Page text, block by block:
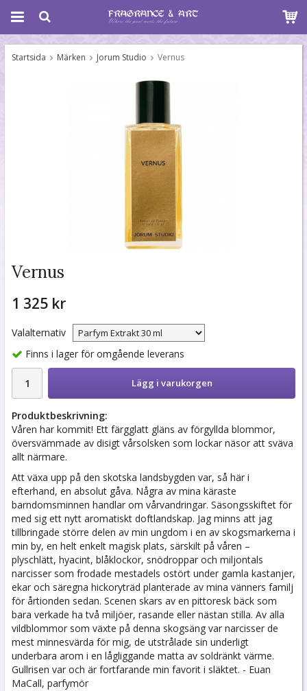
Startsida Märken Jorum Studio Vernus
Vernus
1 325 kr
Valalternativ
Finns i lager för omgående leverans
Lägg i varukorgen
Produktbeskrivning:
Våren har kommit! Ett färgglatt gläns av förgyllda blommor,
översvämmade av disigt vårsolsken som lockar näsor att sväva
allt närmare.
Att växa upp på den skotska landsbygden var, så här i
efterhand, en absolut gåva. Några av mina käraste
barndomsminnen handlar om vårvandringar. Säsongsskiftet för
med sig ett nytt aromatiskt doftlandskap. Jag minns att jag
tillbringade större delen av min ungdom i en av skogsmarkerna i
min by, en helt enkelt magisk plats, särskilt på våren –
plyschlätt, hyacint, blåklockor, snödroppar och miljontals
narcisser som frodade mestadels ostört under gamla kastanjer,
ekar och säregna hickoryträd planterade av mina vänners familj
för årtionden sedan. Scenen skars av en pittoresk bäck som
bara verkade ha två miljöer, rasande eller nästan stilla. Av alla
vildblommor som växte på denna skogsäng var narcisser de
mest minnesvärda för mig, de utstrålade sin underligt
underbara arom i en lågliggande matta av soldränkt värme.
Gullrisen var och är fortfarande min favorit i släktet. - Euan
MaCall, parfymör